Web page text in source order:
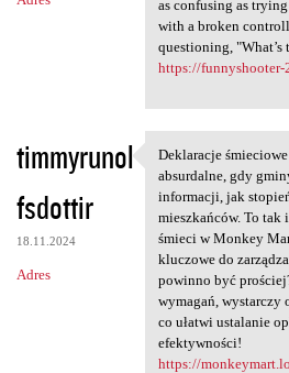
as confusing as
with a broken
questioning, "What’s
https://funnyshooter-
timmyrunol
fsdottir
18.11.2024
Adres
Deklaracje
Deklaracje
absurdalne, gdy
informacji, jak
mieszkańców. To tak
śmieci w Monkey
kluczowe do
powinno być
wymagań, wystarczy
co ułatwi ustalanie
efektywności!
https://